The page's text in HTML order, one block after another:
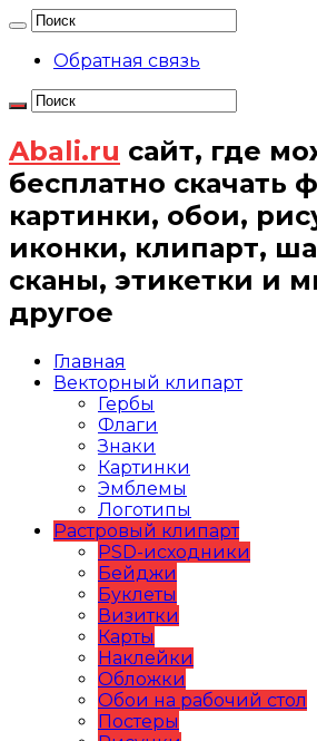
Обратная связь
Abali.ru сайт, где
бесплатно скачать
картинки, обои,
иконки, клипарт,
сканы, этикетки и
другое
Главная
Векторный клипарт
Гербы
Флаги
Знаки
Картинки
Эмблемы
Логотипы
Растровый клипарт
PSD-исходники
Бейджи
Буклеты
Визитки
Карты
Наклейки
Обложки
Обои на рабочий стол
Постеры